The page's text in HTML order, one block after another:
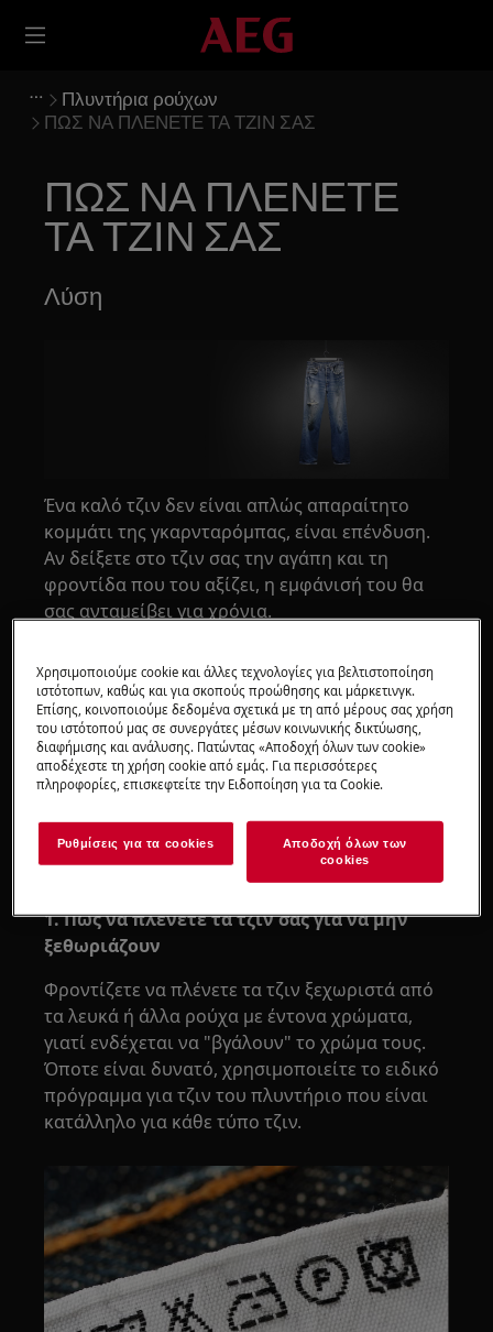
Πλυντήρια ρούχων
ΠΩΣ ΝΑ ΠΛΕΝΕΤΕ ΤΑ ΤΖΙΝ ΣΑΣ
ΠΩΣ ΝΑ ΠΛΕΝΕΤΕ
ΤΑ ΤΖΙΝ ΣΑΣ
Λύση
Ένα καλό τζιν δεν είναι απλώς απαραίτητο
κομμάτι της γκαρνταρόμπας, είναι επένδυση.
Αν δείξετε στο τζιν σας την αγάπη και τη
φροντίδα που του αξίζει, η εμφάνισή του θα
σας ανταμείβει για χρόνια.
1. Πώς να πλένετε τα τζιν σας για να μην
ξεθωριάζουν
Φροντίζετε να πλένετε τα τζιν ξεχωριστά από
τα λευκά ή άλλα ρούχα με έντονα χρώματα,
γιατί ενδέχεται να "βγάλουν" το χρώμα τους.
Όποτε είναι δυνατό, χρησιμοποιείτε το ειδικό
πρόγραμμα για τζιν του πλυντήριο που είναι
κατάλληλο για κάθε τύπο τζιν.
Χρησιμοποιούμε cookie και άλλες τεχνολογίες για βελτιστοποίηση
ιστότοπων, καθώς και για σκοπούς προώθησης και μάρκετινγκ.
Επίσης, κοινοποιούμε δεδομένα σχετικά με τη από μέρους σας χρήση
του ιστότοπού μας σε συνεργάτες μέσων κοινωνικής δικτύωσης,
διαφήμισης και ανάλυσης. Πατώντας «Αποδοχή όλων των cookie»
αποδέχεστε τη χρήση cookie από εμάς. Για περισσότερες
πληροφορίες, επισκεφτείτε την Ειδοποίηση για τα Cookie.
Ρυθμίσεις για τα cookies
Αποδοχή όλων των
cookies